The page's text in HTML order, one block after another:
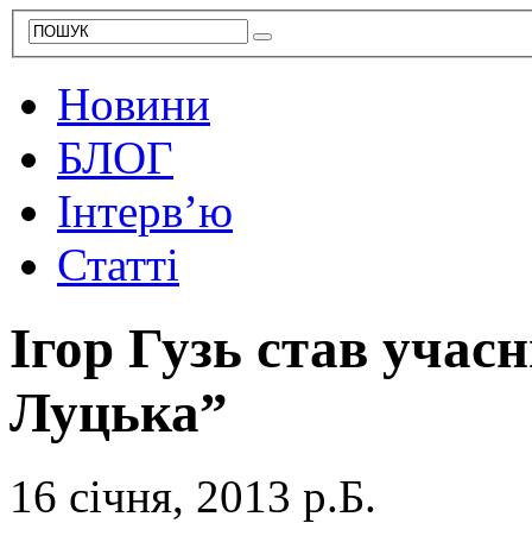
Новини
БЛОГ
Інтерв’ю
Статті
Ігор Гузь став
Луцька”
16 січня, 2013 р.Б.